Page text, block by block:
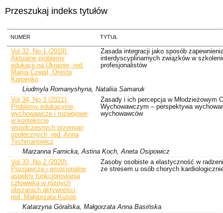
Przeszukaj indeks tytułów
NUMER TYTUŁ
Vol 32, No 1 (2019):
Aktualne problemy
edukacji na Ukrainie, red.
Marija Czepil, Oresta
Karpenko
Zasada integracji jako sposób
interdyscyplinarnych związków w
profesjonalistów
Liudmyla Romanyshyna, Nataliia Samaruk
Vol 34, No 3 (2021):
Problemy edukacyjne,
wychowawcze i rozwojowe
w kontekście
współczesnych przemian
społecznych, red. Anna
Tychmanowicz
Zasady i ich percepcja w Młodzieżowym
Wychowawczym – perspektywa
wychowawców
Marzanna Farnicka, Astina Koch, Aneta Osipowicz
Vol 33, No 2 (2020):
Poznawcze i emocjonalne
aspekty funkcjonowania
człowieka w różnych
obszarach aktywności,
red. Małgorzata Kuśpit
Zasoby osobiste a elastyczność w
ze stresem u osób chorych
Katarzyna Góralska, Małgorzata Anna Basińska